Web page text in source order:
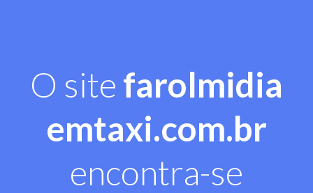
O site farolmidia
emtaxi.com.br
encontra-se